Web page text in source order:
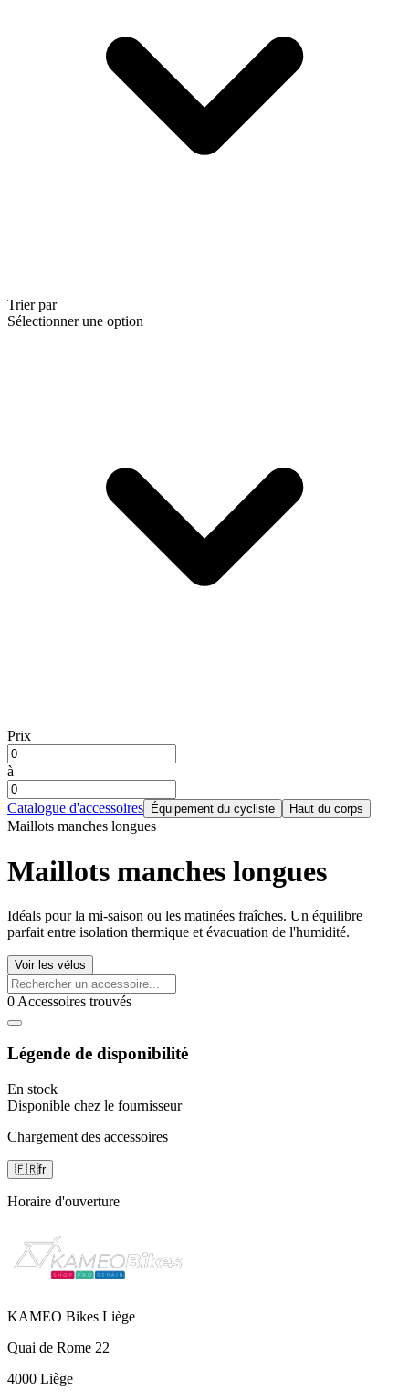
Trier par
Sélectionner une option
Prix
à
Catalogue d'accessoires Équipement du cycliste Haut du corps
Maillots manches longues
Maillots manches longues
Idéals pour la mi-saison ou les matinées fraîches. Un équilibre
parfait entre isolation thermique et évacuation de l'humidité.
Voir les vélos
0 Accessoires trouvés
Légende de disponibilité
En stock
Disponible chez le fournisseur
Chargement des accessoires
🇫🇷fr
Horaire d'ouverture
KAMEO Bikes Liège
Quai de Rome 22
4000 Liège